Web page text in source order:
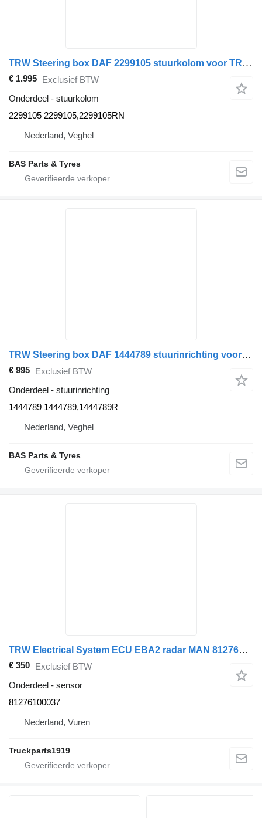
TRW Steering box DAF 2299105 stuurkolom voor TRW vrachtwagen
€ 1.995 Exclusief BTW
Onderdeel - stuurkolom
2299105 2299105,2299105RN
Nederland, Veghel
BAS Parts & Tyres
TRW Steering box DAF 1444789 stuurinrichting voor TRW vrachtwagen
€ 995 Exclusief BTW
Onderdeel - stuurinrichting
1444789 1444789,1444789R
Nederland, Veghel
BAS Parts & Tyres
TRW Electrical System ECU EBA2 radar MAN 81276100037 sensor voor vrachtwagen
€ 350 Exclusief BTW
Onderdeel - sensor
81276100037
Nederland, Vuren
Truckparts1919